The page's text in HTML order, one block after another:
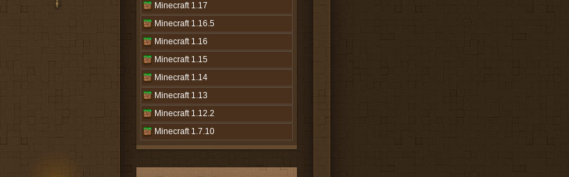
Minecraft 1.17
Minecraft 1.16.5
Minecraft 1.16
Minecraft 1.15
Minecraft 1.14
Minecraft 1.13
Minecraft 1.12.2
Minecraft 1.7.10